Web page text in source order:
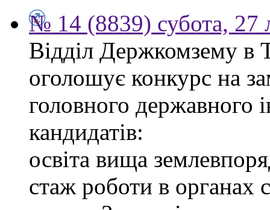
№ 14 (8839) субота, 27
Відділ Держкомзему в
оголошує конкурс на
головного державного
кандидатів:
освіта вища
стаж роботи в органах